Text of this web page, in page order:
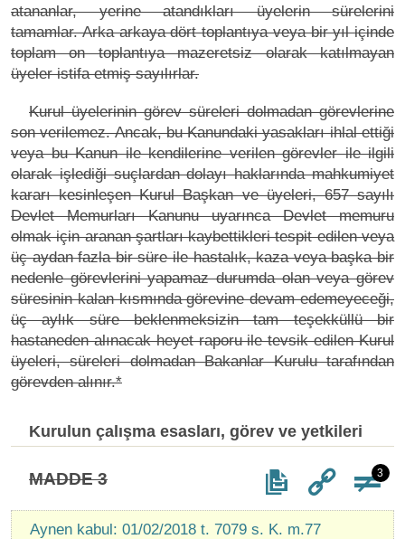
atananlar, yerine atandıkları üyelerin sürelerini
tamamlar. Arka arkaya dört toplantıya veya bir yıl içinde
toplam on toplantıya mazeretsiz olarak katılmayan
üyeler istifa etmiş sayılırlar.
Kurul üyelerinin görev süreleri dolmadan görevlerine
son verilemez. Ancak, bu Kanundaki yasakları ihlal ettiği
veya bu Kanun ile kendilerine verilen görevler ile ilgili
olarak işlediği suçlardan dolayı haklarında mahkumiyet
kararı kesinleşen Kurul Başkan ve üyeleri, 657 sayılı
Devlet Memurları Kanunu uyarınca Devlet memuru
olmak için aranan şartları kaybettikleri tespit edilen veya
üç aydan fazla bir süre ile hastalık, kaza veya başka bir
nedenle görevlerini yapamaz durumda olan veya görev
süresinin kalan kısmında görevine devam edemeyeceği,
üç aylık süre beklenmeksizin tam teşekküllü bir
hastaneden alınacak heyet raporu ile tevsik edilen Kurul
üyeleri, süreleri dolmadan Bakanlar Kurulu tarafından
görevden alınır.*
Kurulun çalışma esasları, görev ve yetkileri
MADDE 3 3
Aynen kabul: 01/02/2018 t. 7079 s. K. m.77